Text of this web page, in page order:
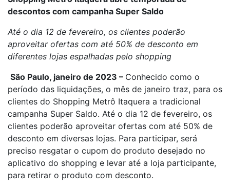
descontos com campanha Super Saldo
Até o dia 12 de fevereiro, os clientes poderão
aproveitar ofertas com até 50% de desconto em
diferentes lojas espalhadas pelo shopping
São Paulo, janeiro de 2023 – Conhecido como o
período das liquidações, o mês de janeiro traz, para os
clientes do Shopping Metrô Itaquera a tradicional
campanha Super Saldo. Até o dia 12 de fevereiro, os
clientes poderão aproveitar ofertas com até 50% de
desconto em diversas lojas. Para participar, será
preciso resgatar o cupom do produto desejado no
aplicativo do shopping e levar até a loja participante,
para retirar o produto com desconto.